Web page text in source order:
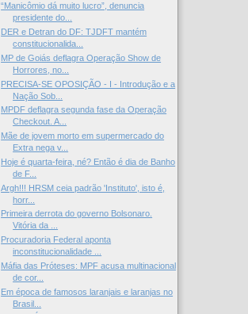
“Manicômio dá muito lucro”, denuncia
presidente do...
DER e Detran do DF: TJDFT mantém
constitucionalida...
MP de Goiás deflagra Operação Show de
Horrores, no...
PRECISA-SE OPOSIÇÃO - I - Introdução e a
Nação Sob...
MPDF deflagra segunda fase da Operação
Checkout. A...
Mãe de jovem morto em supermercado do
Extra nega v...
Hoje é quarta-feira, né? Então é dia de Banho
de F...
Argh!!! HRSM ceia padrão 'Instituto', isto é,
horr...
Primeira derrota do governo Bolsonaro.
Vitória da ...
Procuradoria Federal aponta
inconstitucionalidade ...
Máfia das Próteses: MPF acusa multinacional
de cor...
Em época de famosos laranjais e laranjas no
Brasil...